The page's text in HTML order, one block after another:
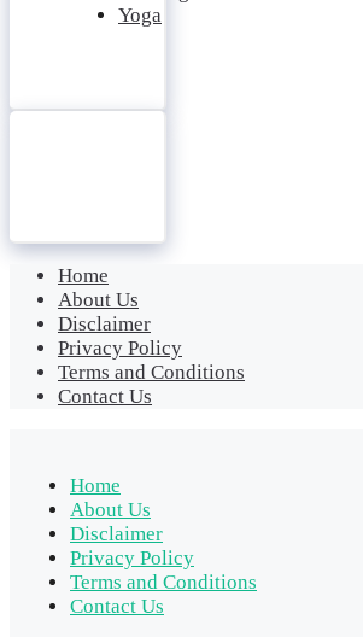
Yoga
Home
About Us
Disclaimer
Privacy Policy
Terms and Conditions
Contact Us
Home
About Us
Disclaimer
Privacy Policy
Terms and Conditions
Contact Us